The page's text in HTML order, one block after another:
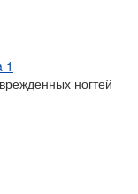
1
ногтей